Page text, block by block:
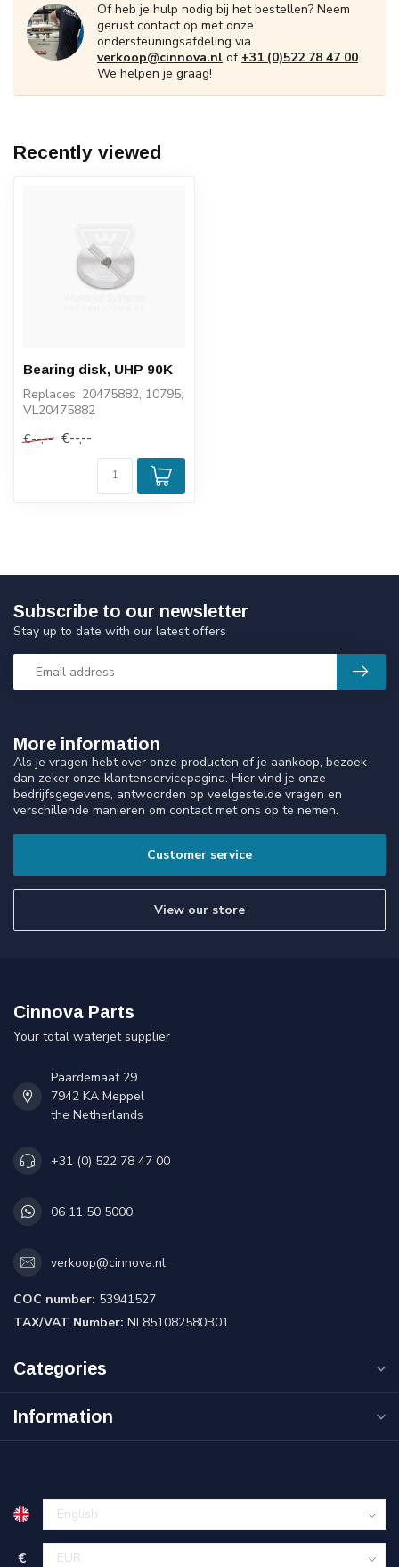
Of heb je hulp nodig bij het bestellen? Neem
gerust contact op met onze
ondersteuningsafdeling via
verkoop@cinnova.nl of +31 (0)522 78 47 00.
We helpen je graag!
Recently viewed
Bearing disk, UHP 90K
Replaces: 20475882, 10795,
VL20475882
€--,-- €--,--
More information
Als je vragen hebt over onze producten of je aankoop, bezoek
dan zeker onze klantenservicepagina. Hier vind je onze
bedrijfsgegevens, antwoorden op veelgestelde vragen en
verschillende manieren om contact met ons op te nemen.
Customer service
View our store
Subscribe to our newsletter
Stay up to date with our latest offers
Cinnova Parts
Your total waterjet supplier
Paardemaat 29
7942 KA Meppel
the Netherlands
+31 (0) 522 78 47 00
06 11 50 5000
verkoop@cinnova.nl
COC number: 53941527
TAX/VAT Number: NL851082580B01
Categories
Information
€